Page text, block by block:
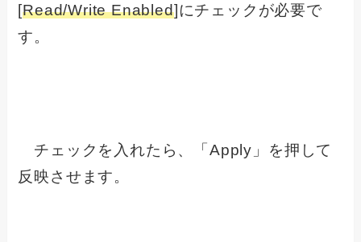
[Read/Write Enabled]にチェックが必要で
す。
チェックを入れたら、「Apply」を押して
反映させます。